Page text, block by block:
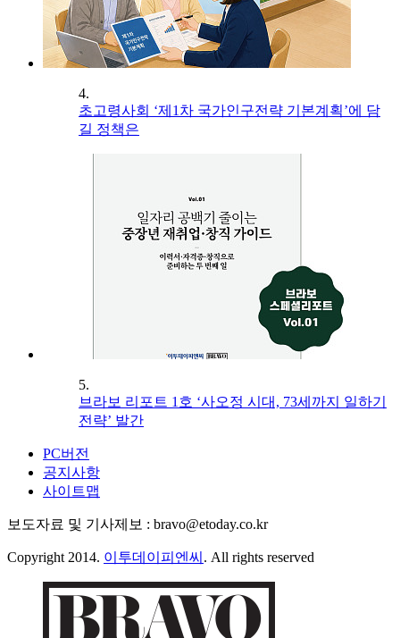
4.
초고령사회 ‘제1차 국가인구전략 기본계획’에 담
길 정책은
5.
브라보 리포트 1호 ‘사오정 시대, 73세까지 일하기
전략’ 발간
PC버전
공지사항
사이트맵
보도자료 및 기사제보 : bravo@etoday.co.kr
Copyright 2014. 이투데이피엔씨 . All rights reserved